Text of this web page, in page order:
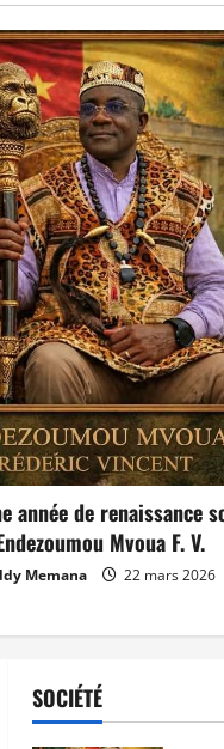
année de renaissance
Mvoua F. V.
Memana
22 mars 2026
SOCIÉTÉ